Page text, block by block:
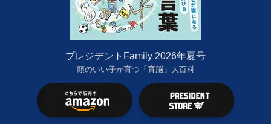
プレジデントFamily 2026年夏号
頭のいい子が育つ「育脳」大百科